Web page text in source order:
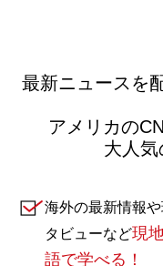
最新ニュースを
アメリカの
大人
海外の最新情報
タビューなど現
語で学べる！